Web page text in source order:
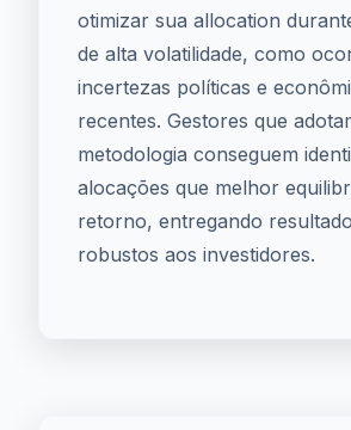
otimizar sua allocation
de alta volatilidade, como
incertezas políticas e
recentes. Gestores que
metodologia conseguem
alocações que melhor
retorno, entregando
robustos aos investidores.